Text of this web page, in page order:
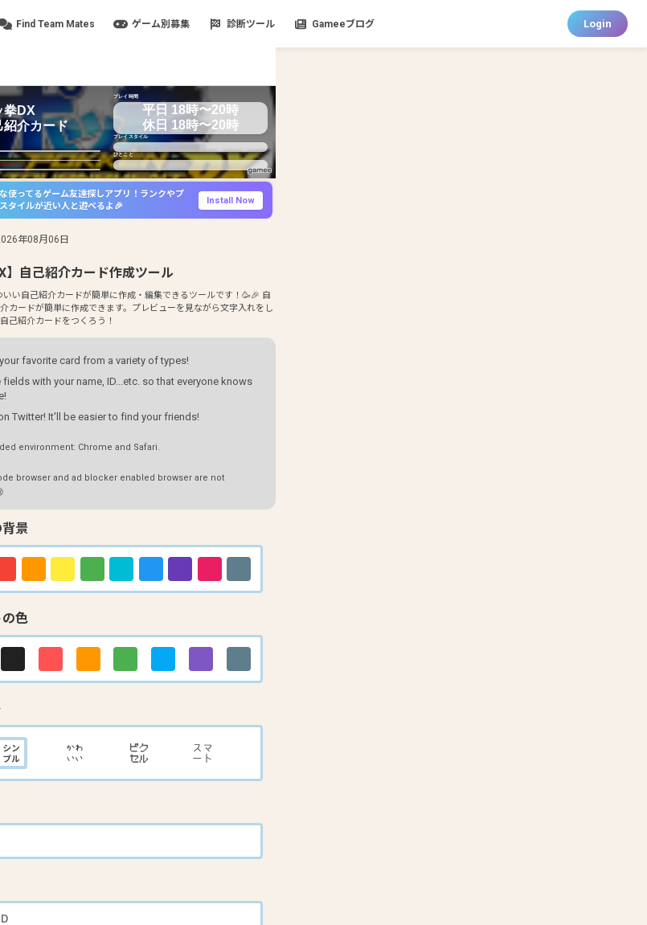
Find Team Mates ゲーム別募集 診断ツール Gameeブログ Login
拳DX
紹介カード
プレイ時間
平日 18時〜20時
休日 18時〜20時
プレイスタイル
ひとこと
使ってるゲーム友達探しアプリ！ランクやプ
スタイルが近い人と遊べるよ🎉
Install Now
年08月06日
】自己紹介カード作成ツール
いい自己紹介カードが簡単に作成・編集できるツールです！🥳🎉 自
カードが簡単に作成できます。プレビューを見ながら文字入れをし
己紹介カードをつくろう！
favorite card from a variety of types!
with your name, ID...etc. so that everyone knows
Twitter! It'll be easier to find your friends!
environment: Chrome and Safari.
browser and ad blocker enabled browser are not
景
の色